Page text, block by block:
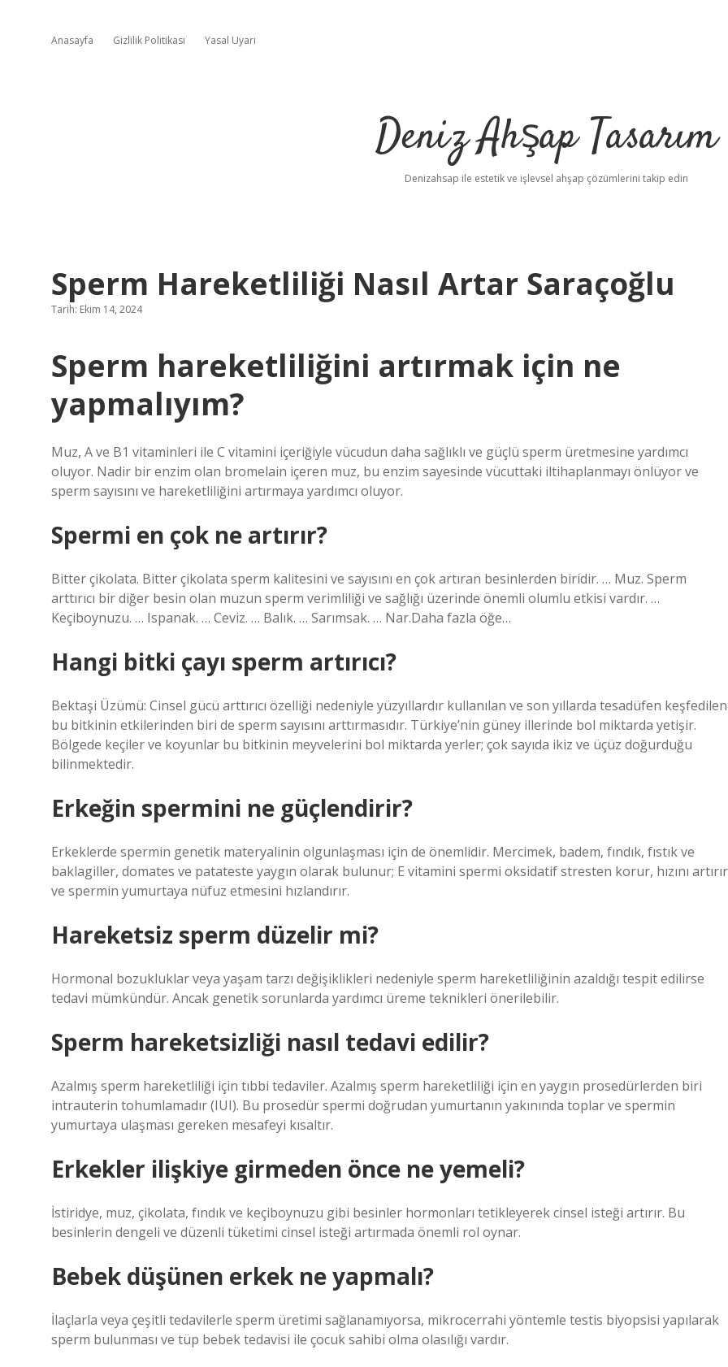
Anasayfa Gizlilik Politikası Yasal Uyarı
Deniz Ahşap Tasarım
Denizahsap ile estetik ve işlevsel ahşap çözümlerini takip edin
Sperm Hareketliliği Nasıl Artar Saraçoğlu
Tarih: Ekim 14, 2024
Sperm hareketliliğini artırmak için ne
yapmalıyım?
Muz, A ve B1 vitaminleri ile C vitamini içeriğiyle vücudun daha sağlıklı ve güçlü sperm üretmesine yardımcı
oluyor. Nadir bir enzim olan bromelain içeren muz, bu enzim sayesinde vücuttaki iltihaplanmayı önlüyor ve
sperm sayısını ve hareketliliğini artırmaya yardımcı oluyor.
Spermi en çok ne artırır?
Bitter çikolata. Bitter çikolata sperm kalitesini ve sayısını en çok artıran besinlerden biridir. … Muz. Sperm
arttırıcı bir diğer besin olan muzun sperm verimliliği ve sağlığı üzerinde önemli olumlu etkisi vardır. …
Keçiboynuzu. … Ispanak. … Ceviz. … Balık. … Sarımsak. … Nar.Daha fazla öğe…
Hangi bitki çayı sperm artırıcı?
Bektaşi Üzümü: Cinsel gücü arttırıcı özelliği nedeniyle yüzyıllardır kullanılan ve son yıllarda tesadüfen keşfedilen
bu bitkinin etkilerinden biri de sperm sayısını arttırmasıdır. Türkiye’nin güney illerinde bol miktarda yetişir.
Bölgede keçiler ve koyunlar bu bitkinin meyvelerini bol miktarda yerler; çok sayıda ikiz ve üçüz doğurduğu
bilinmektedir.
Erkeğin spermini ne güçlendirir?
Erkeklerde spermin genetik materyalinin olgunlaşması için de önemlidir. Mercimek, badem, fındık, fıstık ve
baklagiller, domates ve patateste yaygın olarak bulunur; E vitamini spermi oksidatif stresten korur, hızını artırır
ve spermin yumurtaya nüfuz etmesini hızlandırır.
Hareketsiz sperm düzelir mi?
Hormonal bozukluklar veya yaşam tarzı değişiklikleri nedeniyle sperm hareketliliğinin azaldığı tespit edilirse
tedavi mümkündür. Ancak genetik sorunlarda yardımcı üreme teknikleri önerilebilir.
Sperm hareketsizliği nasıl tedavi edilir?
Azalmış sperm hareketliliği için tıbbi tedaviler. Azalmış sperm hareketliliği için en yaygın prosedürlerden biri
intrauterin tohumlamadır (IUI). Bu prosedür spermi doğrudan yumurtanın yakınında toplar ve spermin
yumurtaya ulaşması gereken mesafeyi kısaltır.
Erkekler ilişkiye girmeden önce ne yemeli?
İstiridye, muz, çikolata, fındık ve keçiboynuzu gibi besinler hormonları tetikleyerek cinsel isteği artırır. Bu
besinlerin dengeli ve düzenli tüketimi cinsel isteği artırmada önemli rol oynar.
Bebek düşünen erkek ne yapmalı?
İlaçlarla veya çeşitli tedavilerle sperm üretimi sağlanamıyorsa, mikrocerrahi yöntemle testis biyopsisi yapılarak
sperm bulunması ve tüp bebek tedavisi ile çocuk sahibi olma olasılığı vardır.